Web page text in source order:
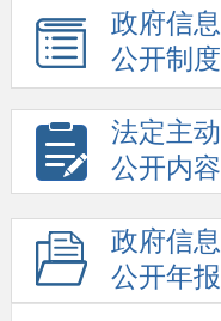
政府信息
公开制度
法定主动
公开内容
政府信息
公开年报